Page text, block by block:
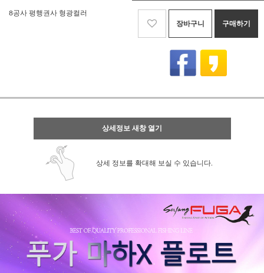
8공사 평행권사 형광컬러
장바구니 구매하기
상세정보 새창 열기
상세 정보를 확대해 보실 수 있습니다.